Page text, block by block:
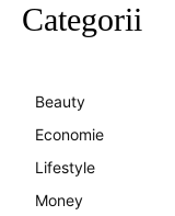
Categorii
Beauty
Economie
Lifestyle
Money